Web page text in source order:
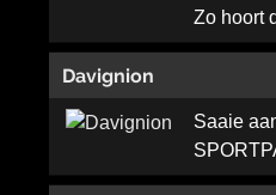
Zo hoort
Davignion
Saaie